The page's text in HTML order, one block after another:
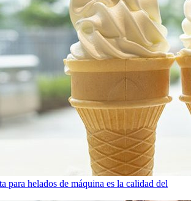
para helados de máquina es la calidad del